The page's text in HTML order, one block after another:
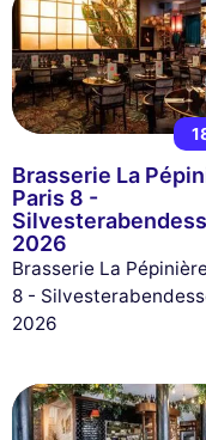
Brasserie La
Paris 8 -
2026
Brasserie La
8 -
2026